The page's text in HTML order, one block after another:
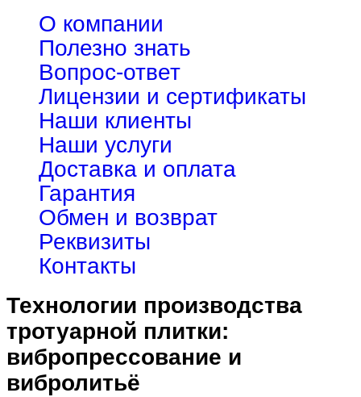
О компании
Полезно знать
Вопрос-ответ
Лицензии и сертификаты
Наши клиенты
Наши услуги
Доставка и оплата
Гарантия
Обмен и возврат
Реквизиты
Контакты
Технологии производства
тротуарной плитки:
вибропрессование и
вибролитьё